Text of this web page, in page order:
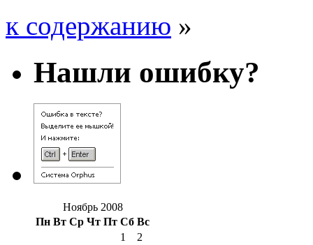
к содержанию »
Нашли ошибку?
Ноябрь 2008
Пн Вт Ср Чт Пт Сб Вс
1
2